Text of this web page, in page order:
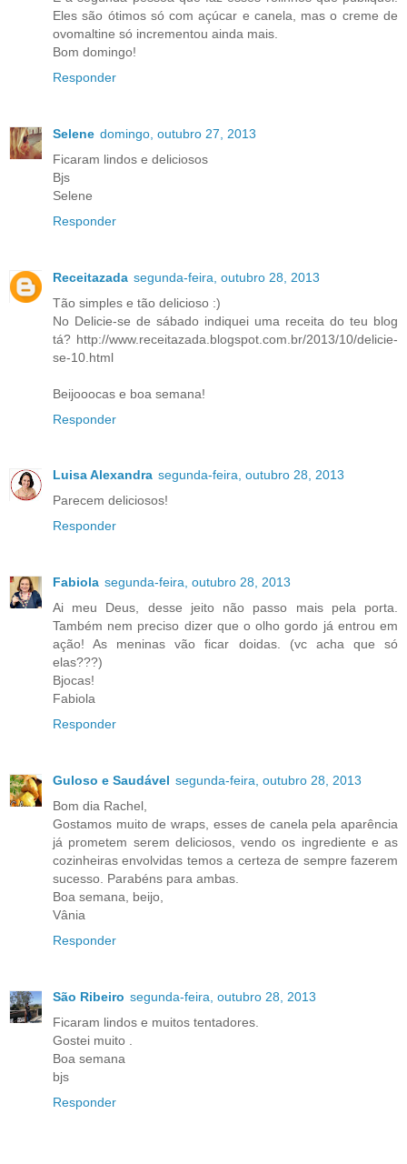
Eles são ótimos só com açúcar e canela, mas o creme de
ovomaltine só incrementou ainda mais.
Bom domingo!
Responder
Selene domingo, outubro 27, 2013
Ficaram lindos e deliciosos
Bjs
Selene
Responder
Receitazada segunda-feira, outubro 28, 2013
Tão simples e tão delicioso :)
No Delicie-se de sábado indiquei uma receita do teu blog
tá? http://www.receitazada.blogspot.com.br/2013/10/delicie-
se-10.html
Beijooocas e boa semana!
Responder
Luisa Alexandra segunda-feira, outubro 28, 2013
Parecem deliciosos!
Responder
Fabiola segunda-feira, outubro 28, 2013
Ai meu Deus, desse jeito não passo mais pela porta.
Também nem preciso dizer que o olho gordo já entrou em
ação! As meninas vão ficar doidas. (vc acha que só
elas???)
Bjocas!
Fabiola
Responder
Guloso e Saudável segunda-feira, outubro 28, 2013
Bom dia Rachel,
Gostamos muito de wraps, esses de canela pela aparência
já prometem serem deliciosos, vendo os ingrediente e as
cozinheiras envolvidas temos a certeza de sempre fazerem
sucesso. Parabéns para ambas.
Boa semana, beijo,
Vânia
Responder
São Ribeiro segunda-feira, outubro 28, 2013
Ficaram lindos e muitos tentadores.
Gostei muito .
Boa semana
bjs
Responder